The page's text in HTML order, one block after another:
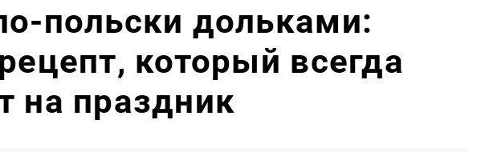
дольками:
который всегда
на праздник